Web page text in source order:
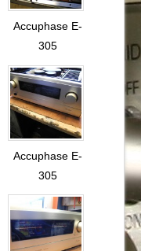
Accuphase E-
305
Accuphase E-
305